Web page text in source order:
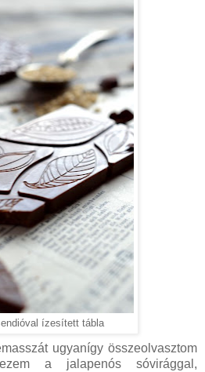
ízesített tábla
ugyanígy összeolvasztom
a jalapenós sóvirággal,